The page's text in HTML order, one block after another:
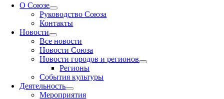
О Союзе
Руководство Союза
Контакты
Новости
Все новости
Новости Союза
Новости городов и регионов
Регионы
События культуры
Деятельность
Мероприятия